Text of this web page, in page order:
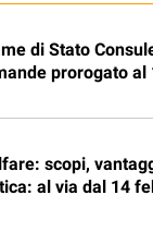
di Stato
prorogato al
scopi,
al via dal 14